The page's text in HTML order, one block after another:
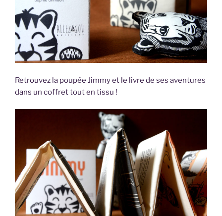
Retrouvez la poupée Jimmy et le livre de ses aventures
dans un coffret tout en tissu !